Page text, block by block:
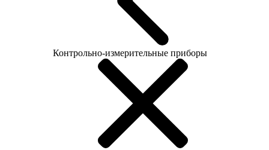
Контрольно-измерительные приборы